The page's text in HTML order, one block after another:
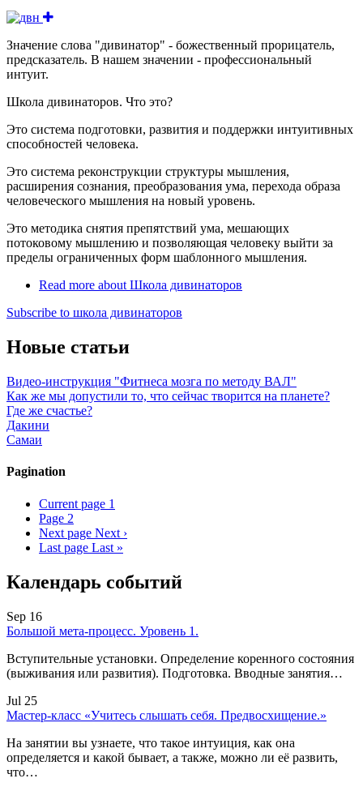
Значение слова "дивинатор" - божественный прорицатель,
предсказатель. В нашем значении - профессиональный
интуит.
Школа дивинаторов. Что это?
Это система подготовки, развития и поддержки интуитивных
способностей человека.
Это система реконструкции структуры мышления,
расширения сознания, преобразования ума, перехода образа
человеческого мышления на новый уровень.
Это методика снятия препятствий ума, мешающих
потоковому мышлению и позволяющая человеку выйти за
пределы ограниченных форм шаблонного мышления.
Read more about Школа дивинаторов
Subscribe to школа дивинаторов
Новые статьи
Видео-инструкция "Фитнеса мозга по методу ВАЛ"
Как же мы допустили то, что сейчас творится на планете?
Где же счастье?
Дакини
Самаи
Pagination
Current page 1
Page 2
Next page Next ›
Last page Last »
Календарь событий
Sep 16
Большой мета-процесс. Уровень 1.
Вступительные установки. Определение коренного состояния
(выживания или развития). Подготовка. Вводные занятия…
Jul 25
Мастер-класс «Учитесь слышать себя. Предвосхищение.»
На занятии вы узнаете, что такое интуиция, как она
определяется и какой бывает, а также, можно ли её развить,
что…